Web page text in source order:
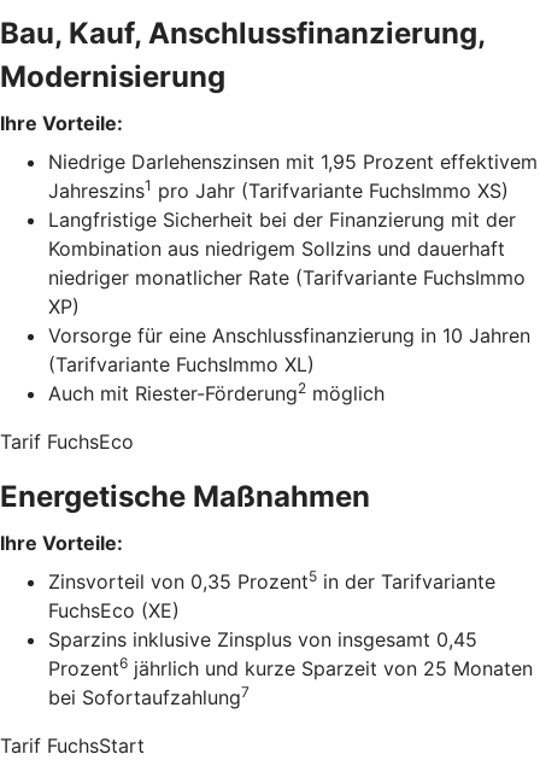
Bau, Kauf, Anschlussfinanzierung,
Modernisierung
Ihre Vorteile:
Niedrige Darlehenszinsen mit 1,95 Prozent effektivem
Jahreszins1 pro Jahr (Tarifvariante FuchsImmo XS)
Langfristige Sicherheit bei der Finanzierung mit der
Kombination aus niedrigem Sollzins und dauerhaft
niedriger monatlicher Rate (Tarifvariante FuchsImmo
XP)
Vorsorge für eine Anschlussfinanzierung in 10 Jahren
(Tarifvariante FuchsImmo XL)
Auch mit Riester-Förderung2 möglich
Tarif FuchsEco
Energetische Maßnahmen
Ihre Vorteile:
Zinsvorteil von 0,35 Prozent5 in der Tarifvariante
FuchsEco (XE)
Sparzins inklusive Zinsplus von insgesamt 0,45
Prozent6 jährlich und kurze Sparzeit von 25 Monaten
bei Sofortaufzahlung7
Tarif FuchsStart